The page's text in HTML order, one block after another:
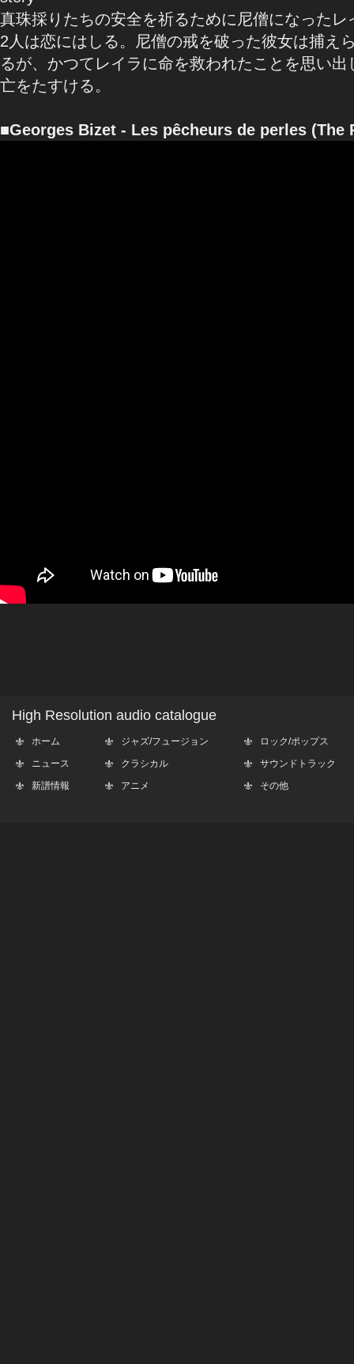
真珠採りたちの安全を祈るために尼僧になった
2人は恋にはしる。尼僧の戒を破った彼女は捕え
るが、かつてレイラに命を救われたことを思い
亡をたすける。
■Georges Bizet - Les pêcheurs de perles (The
High Resolution audio catalogue
ホーム
ニュース
新譜情報
ジャズ/フュージョン
クラシカル
アニメ
ロック/ポップス
サウンドトラック
その他